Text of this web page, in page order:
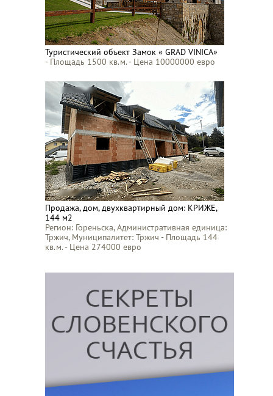
Туристический объект Замок « GRAD VINICA»
- Площадь 1500 кв.м. - Цена 10000000 евро
Продажа, дом, двухквартирный дом: КРИЖЕ,
144 м2
Регион: Гореньска, Административная единица:
Тржич, Муниципалитет: Тржич - Площадь 144
кв.м. - Цена 274000 евро